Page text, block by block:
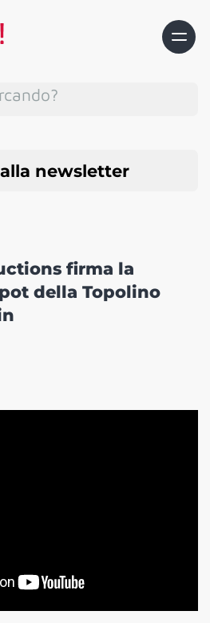
newsletter
firma la
della Topolino